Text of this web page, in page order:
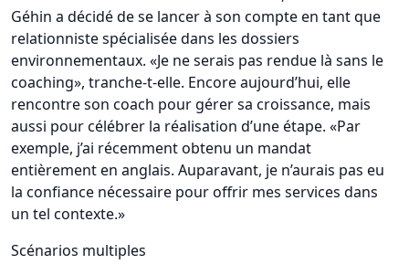
Géhin a décidé de se lancer à son compte en tant que
relationniste spécialisée dans les dossiers
environnementaux. «Je ne serais pas rendue là sans le
coaching», tranche-t-elle. Encore aujourd’hui, elle
rencontre son coach pour gérer sa croissance, mais
aussi pour célébrer la réalisation d’une étape. «Par
exemple, j’ai récemment obtenu un mandat
entièrement en anglais. Auparavant, je n’aurais pas eu
la confiance nécessaire pour offrir mes services dans
un tel contexte.»
Scénarios multiples